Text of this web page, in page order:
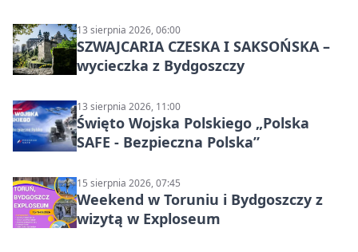
13 sierpnia 2026, 06:00
SZWAJCARIA CZESKA I SAKSOŃSKA –
wycieczka z Bydgoszczy
13 sierpnia 2026, 11:00
Święto Wojska Polskiego „Polska
SAFE - Bezpieczna Polska”
15 sierpnia 2026, 07:45
Weekend w Toruniu i Bydgoszczy z
wizytą w Exploseum